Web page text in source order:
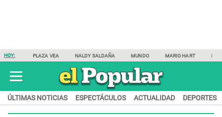
HOY: PLAZA VEA NALDY SALDAÑA MUNDO MARIO HART
ÚLTIMAS NOTICIAS ESPECTÁCULOS ACTUALIDAD DEPORTES